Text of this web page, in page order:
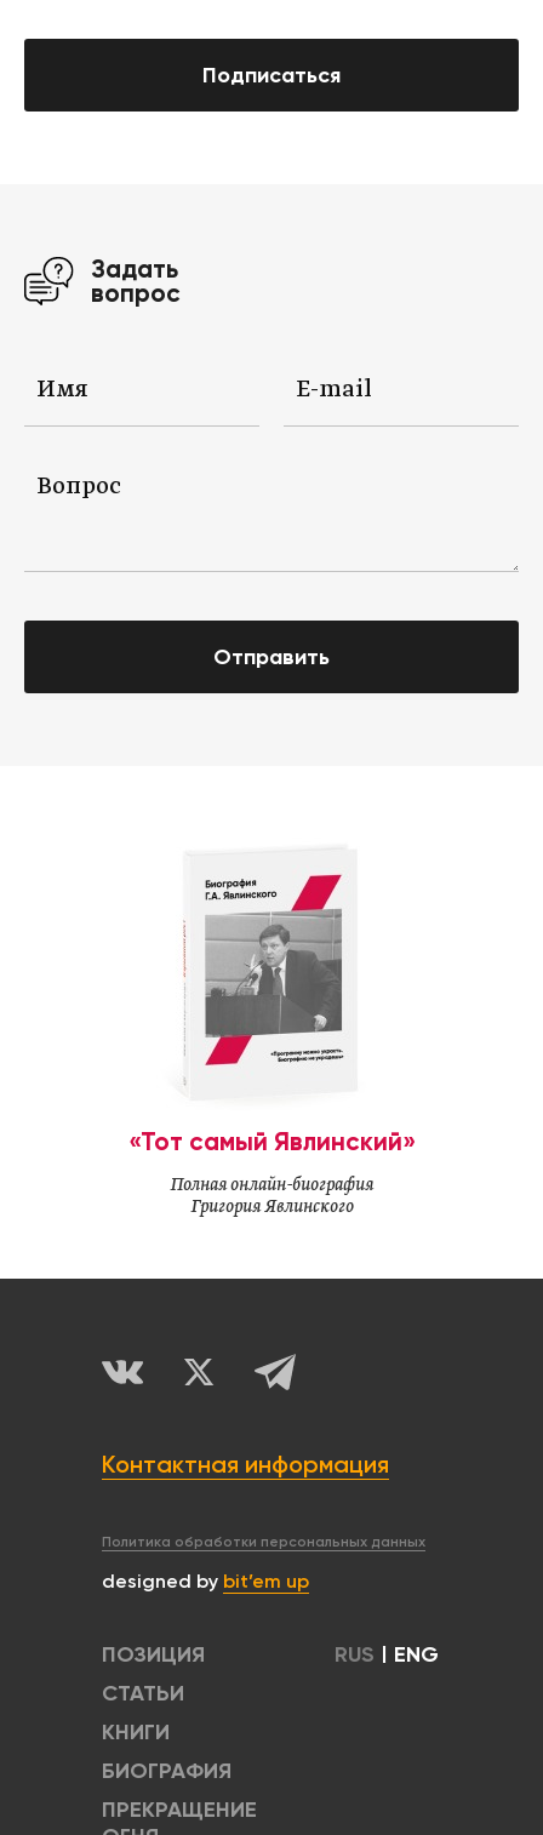
Подписаться
Задать
вопрос
Отправить
«Тот самый Явлинский»
Полная онлайн-биография
Григория Явлинского
Контактная информация
Политика обработки персональных данных
designed by bit’em up
ПОЗИЦИЯ
СТАТЬИ
КНИГИ
БИОГРАФИЯ
ПРЕКРАЩЕНИЕ
RUS | ENG